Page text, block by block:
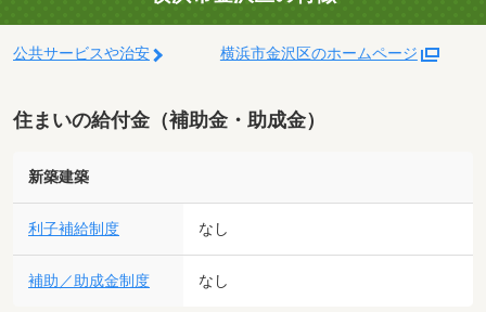
公共サービスや治安 横浜市金沢区のホームページ
住まいの給付金（補助金・助成金）
新築建築
利子補給制度 なし
補助／助成金制度 なし